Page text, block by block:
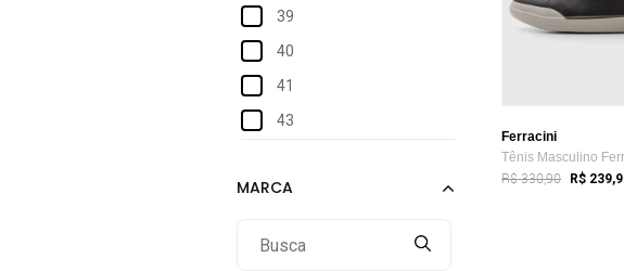
39
40
41
43
Ferracini
Tênis Masculino
R$ 330,90 R$